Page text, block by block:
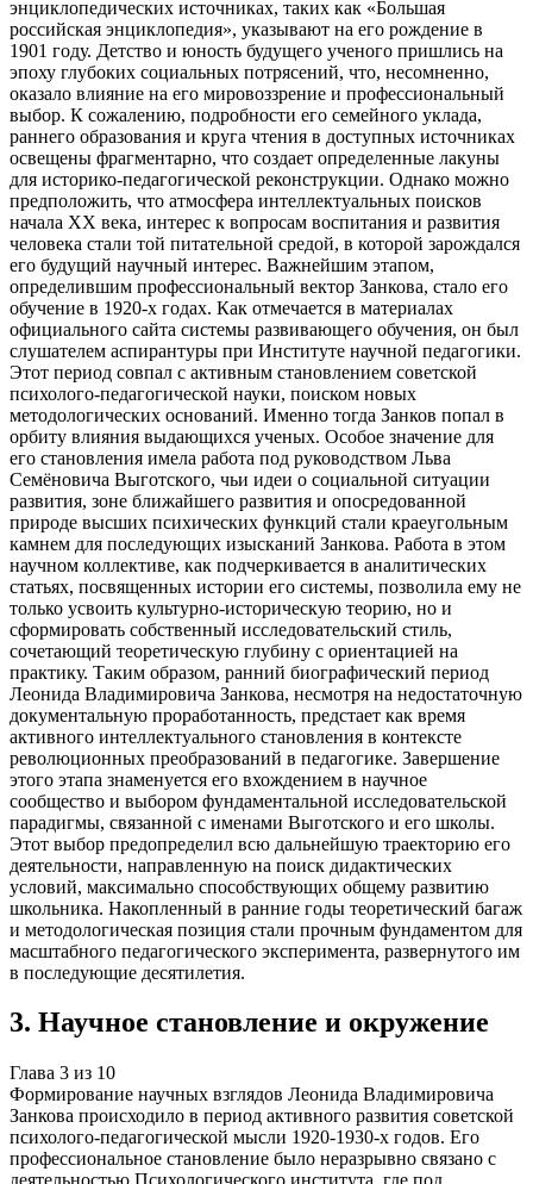
энциклопедических источниках, таких как «Большая
российская энциклопедия», указывают на его рождение в
1901 году. Детство и юность будущего ученого пришлись на
эпоху глубоких социальных потрясений, что, несомненно,
оказало влияние на его мировоззрение и профессиональный
выбор. К сожалению, подробности его семейного уклада,
раннего образования и круга чтения в доступных источниках
освещены фрагментарно, что создает определенные лакуны
для историко-педагогической реконструкции. Однако можно
предположить, что атмосфера интеллектуальных поисков
начала XX века, интерес к вопросам воспитания и развития
человека стали той питательной средой, в которой зарождался
его будущий научный интерес. Важнейшим этапом,
определившим профессиональный вектор Занкова, стало его
обучение в 1920-х годах. Как отмечается в материалах
официального сайта системы развивающего обучения, он был
слушателем аспирантуры при Институте научной педагогики.
Этот период совпал с активным становлением советской
психолого-педагогической науки, поиском новых
методологических оснований. Именно тогда Занков попал в
орбиту влияния выдающихся ученых. Особое значение для
его становления имела работа под руководством Льва
Семёновича Выготского, чьи идеи о социальной ситуации
развития, зоне ближайшего развития и опосредованной
природе высших психических функций стали краеугольным
камнем для последующих изысканий Занкова. Работа в этом
научном коллективе, как подчеркивается в аналитических
статьях, посвященных истории его системы, позволила ему не
только усвоить культурно-историческую теорию, но и
сформировать собственный исследовательский стиль,
сочетающий теоретическую глубину с ориентацией на
практику. Таким образом, ранний биографический период
Леонида Владимировича Занкова, несмотря на недостаточную
документальную проработанность, предстает как время
активного интеллектуального становления в контексте
революционных преобразований в педагогике. Завершение
этого этапа знаменуется его вхождением в научное
сообщество и выбором фундаментальной исследовательской
парадигмы, связанной с именами Выготского и его школы.
Этот выбор предопределил всю дальнейшую траекторию его
деятельности, направленную на поиск дидактических
условий, максимально способствующих общему развитию
школьника. Накопленный в ранние годы теоретический багаж
и методологическая позиция стали прочным фундаментом для
масштабного педагогического эксперимента, развернутого им
в последующие десятилетия.
3. Научное становление и окружение
Глава 3 из 10
Формирование научных взглядов Леонида Владимировича
Занкова происходило в период активного развития советской
психолого-педагогической мысли 1920-1930-х годов. Его
профессиональное становление было неразрывно связано с